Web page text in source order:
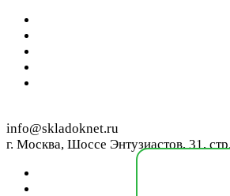
info@skladoknet.ru
г. Москва, Шоссе Энтузиастов, 31,